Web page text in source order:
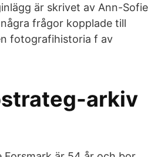
är skrivet av Ann-Sofie
frågor kopplade till
fotografihistoria f av
arkiv